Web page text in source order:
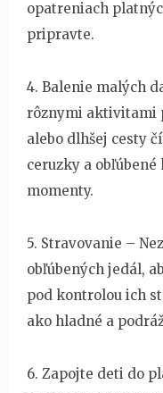
opatreniach
pripravte.
4. Balenie malých
rôznymi aktivitami
alebo dlhšej cesty
ceruzky a
momenty.
5. Stravovanie –
obľúbených jedál,
pod kontrolou ich
ako hladné a
6. Zapojte deti do